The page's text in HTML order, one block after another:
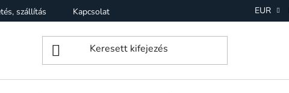
szállítás Kapcsolat Üzleti feltételek (ÁSZF)
EUR